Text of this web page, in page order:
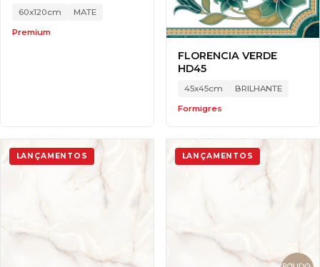
60x120cm
MATE
Premium
FLORENCIA VERDE
HD45
45x45cm
BRILHANTE
Formigres
LANÇAMENTOS LANÇAMENTOS